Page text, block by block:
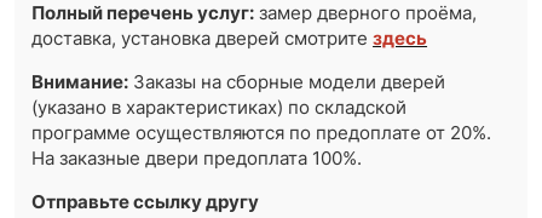
Полный перечень услуг: замер дверного проёма,
доставка, установка дверей смотритездесь
Внимание: Заказы на сборные модели дверей
(указано в характеристиках) по складской
программе осуществляются по предоплате от 20%.
На заказные двери предоплата 100%.
Отправьте ссылку другу